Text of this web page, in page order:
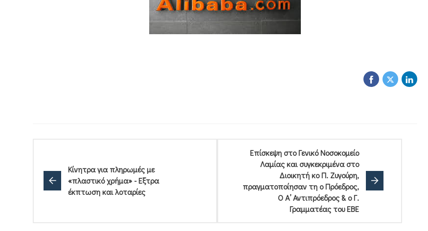
Κίνητρα για πληρωμές με
«πλαστικό χρήμα» - Εξτρα
έκπτωση και λοταρίες
Επίσκεψη στο Γενικό Νοσοκομείο
Λαμίας και συγκεκριμένα στο
Διοικητή κο Π. Ζυγούρη,
πραγματοποίησαν τη ο Πρόεδρος,
Ο Α’ Αντιπρόεδρος & ο Γ.
Γραμματέας του ΕΒΕ